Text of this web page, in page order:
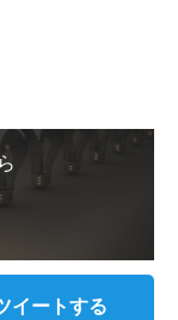
イートする